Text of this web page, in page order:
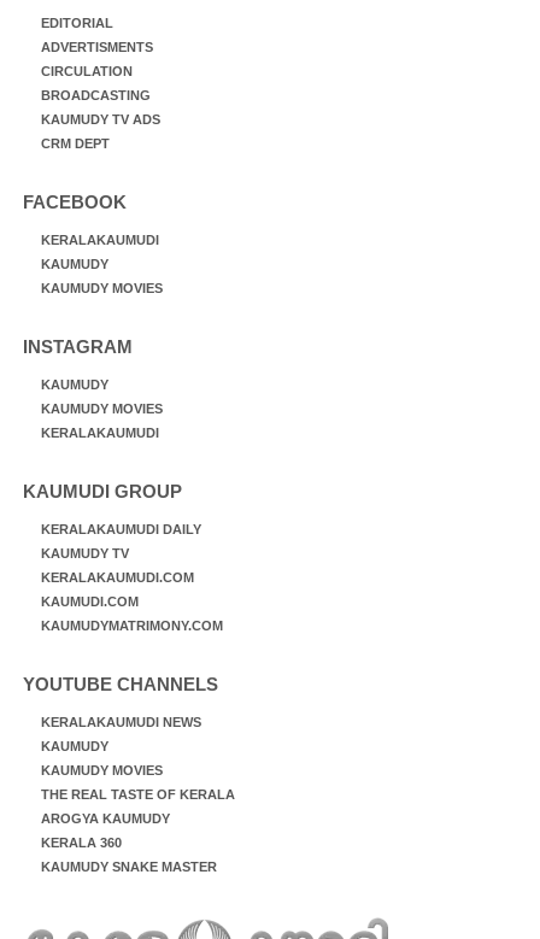
EDITORIAL
ADVERTISMENTS
CIRCULATION
BROADCASTING
KAUMUDY TV ADS
CRM DEPT
FACEBOOK
KERALAKAUMUDI
KAUMUDY
KAUMUDY MOVIES
INSTAGRAM
KAUMUDY
KAUMUDY MOVIES
KERALAKAUMUDI
KAUMUDI GROUP
KERALAKAUMUDI DAILY
KAUMUDY TV
KERALAKAUMUDI.COM
KAUMUDI.COM
KAUMUDYMATRIMONY.COM
YOUTUBE CHANNELS
KERALAKAUMUDI NEWS
KAUMUDY
KAUMUDY MOVIES
THE REAL TASTE OF KERALA
AROGYA KAUMUDY
KERALA 360
KAUMUDY SNAKE MASTER